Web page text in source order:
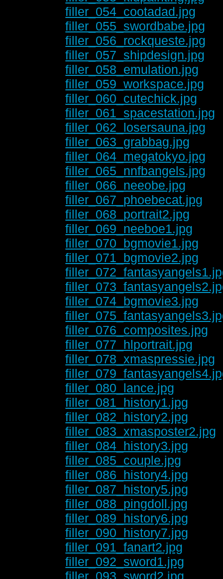
filler_054_cootadad.jpg
filler_055_swordbabe.jpg
filler_056_rockqueste.jpg
filler_057_shipdesign.jpg
filler_058_emulation.jpg
filler_059_workspace.jpg
filler_060_cutechick.jpg
filler_061_spacestation.jpg
filler_062_losersauna.jpg
filler_063_grabbag.jpg
filler_064_megatokyo.jpg
filler_065_nnfbangels.jpg
filler_066_neeobe.jpg
filler_067_phoebecat.jpg
filler_068_portrait2.jpg
filler_069_neeboe1.jpg
filler_070_bgmovie1.jpg
filler_071_bgmovie2.jpg
filler_074_bgmovie3.jpg
filler_076_composites.jpg
filler_077_hlportrait.jpg
filler_078_xmaspressie.jpg
filler_080_lance.jpg
filler_081_history1.jpg
filler_082_history2.jpg
filler_083_xmasposter2.jpg
filler_084_history3.jpg
filler_085_couple.jpg
filler_086_history4.jpg
filler_087_history5.jpg
filler_088_pingdoll.jpg
filler_089_history6.jpg
filler_090_history7.jpg
filler_091_fanart2.jpg
filler_092_sword1.jpg
filler_093_sword2.jpg